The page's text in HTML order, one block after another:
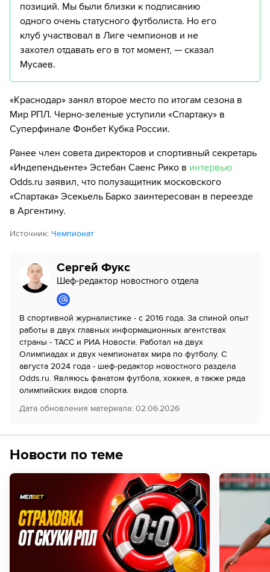
позиций. Мы были близки к подписанию
одного очень статусного футболиста. Но его
клуб участвовал в Лиге чемпионов и не
захотел отдавать его в тот момент, — сказал
Мусаев.
«Краснодар» занял второе место по итогам сезона в
Мир РПЛ. Черно-зеленые уступили «Спартаку» в
Суперфинале Фонбет Кубка России.
Ранее член совета директоров и спортивный секретарь
«Индепендьенте» Эстебан Саенс Рико в интервью
Odds.ru заявил, что полузащитник московского
«Спартака» Эсекьель Барко заинтересован в переезде
в Аргентину.
Источник: Чемпионат
Сергей Фукс
Шеф-редактор новостного отдела
В спортивной журналистике - с 2016 года. За спиной опыт
работы в двух главных информационных агентствах
страны - ТАСС и РИА Новости. Работал на двух
Олимпиадах и двух чемпионатах мира по футболу. С
августа 2024 года - шеф-редактор новостного раздела
Odds.ru. Являюсь фанатом футбола, хоккея, а также ряда
олимпийских видов спорта.
Дата обновления материала: 02.06.2026
Новости по теме